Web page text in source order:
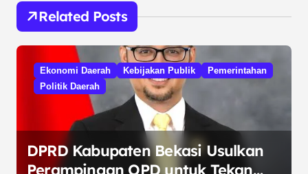
a
s
i
s
Related Posts
Ekonomi Daerah Kebijakan Publik
Pemerintahan
Politik Daerah
DPRD Kabupaten Bekasi Usulkan
Perampingan OPD untuk Tekan